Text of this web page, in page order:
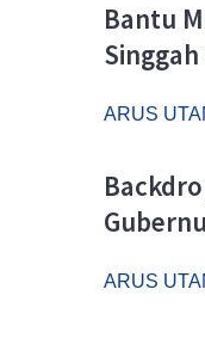
Bantu
ARUS
ARUS